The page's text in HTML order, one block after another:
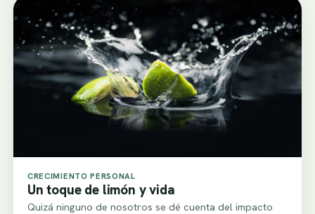
CRECIMIENTO PERSONAL
Un toque de limón y vida
Quizá ninguno de nosotros se dé cuenta del impacto